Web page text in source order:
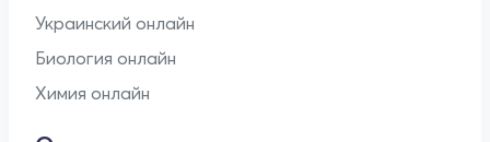
Украинский онлайн
Биология онлайн
Химия онлайн